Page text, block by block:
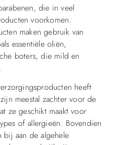
die in veel
voorkomen.
maken gebruik van
essentiële oliën,
boters, die mild en
heeft
meestal zachter voor de
ze geschikt maakt voor
of allergieën. Bovendien
bij aan de algehele